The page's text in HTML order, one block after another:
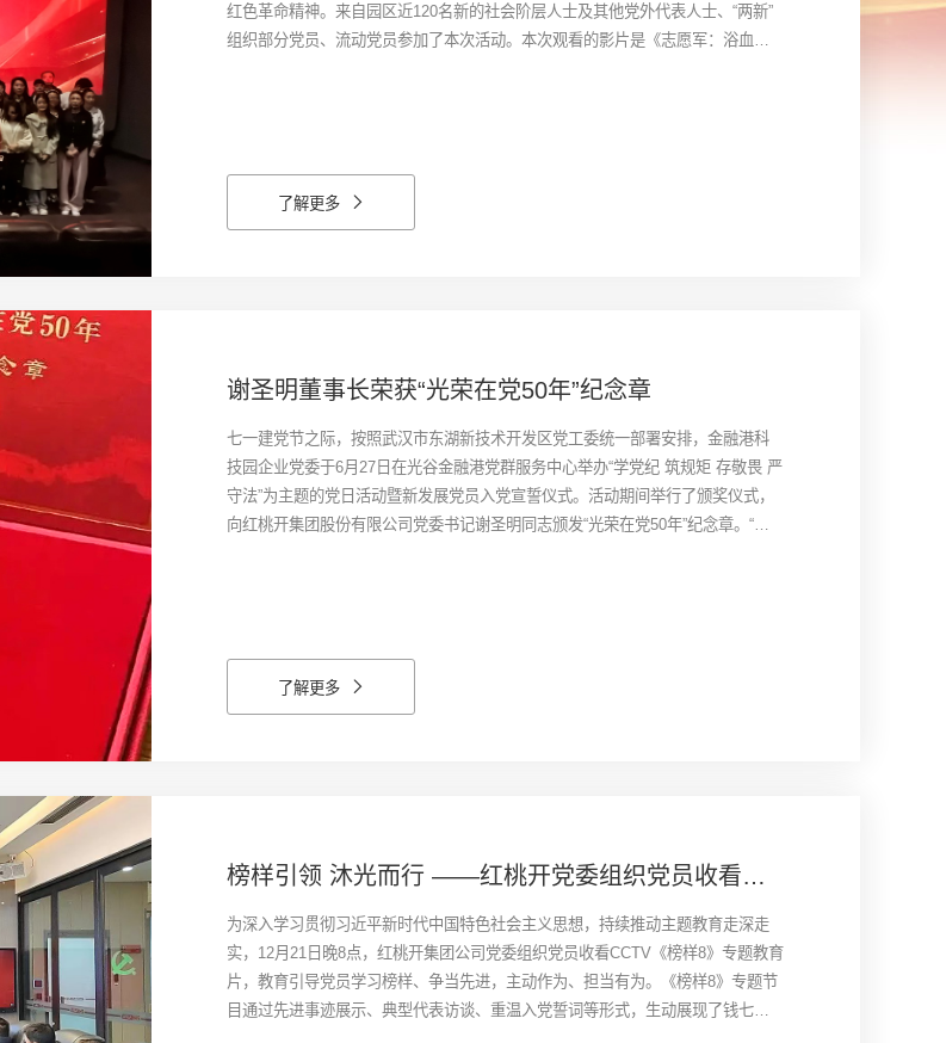
红色革命精神。来自园区近120名新的社会阶层人士及其他党外代表人士、“两新”
组织部分党员、流动党员参加了本次活动。本次观看的影片是《志愿军：浴血和
得的精神洗礼和思想升华，要从志愿军战士的不朽功勋中汲取砥砺前行的力量，
坚定理想信念，立足本职岗位，不断增强社会责任感和使命感，凝心聚力，为园
了解更多
谢圣明董事长荣获“光荣在党50年”纪念章
七一建党节之际，按照武汉市东湖新技术开发区党工委统一部署安排，金融港科
技园企业党委于6月27日在光谷金融港党群服务中心举办“学党纪 筑规矩 存敬畏 严
守法”为主题的党日活动暨新发展党员入党宣誓仪式。活动期间举行了颁奖仪式，
向红桃开集团股份有限公司党委书记谢圣明同志颁发“光荣在党50年”纪念章。“光
了解更多
榜样引领 沐光而行 ——红桃开党委组织党员收看学
为深入学习贯彻习近平新时代中国特色社会主义思想，持续推动主题教育走深走
实，12月21日晚8点，红桃开集团公司党委组织党员收看CCTV《榜样8》专题教育
片，教育引导党员学习榜样、争当先进，主动作为、担当有为。《榜样8》专题节
目通过先进事迹展示、典型代表访谈、重温入党誓词等形式，生动展现了钱七